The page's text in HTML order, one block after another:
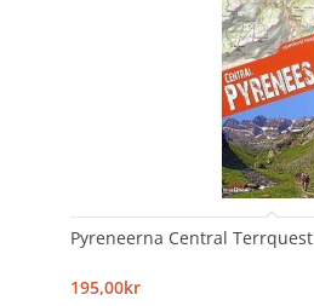
Pyreneerna Central Terrquest
195,00kr